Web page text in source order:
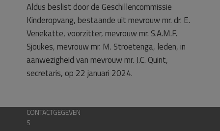
Aldus beslist door de Geschillencommissie
Kinderopvang, bestaande uit mevrouw mr. dr. E.
Venekatte, voorzitter, mevrouw mr. S.A.M.F.
Sjoukes, mevrouw mr. M. Stroetenga, leden, in
aanwezigheid van mevrouw mr. J.C. Quint,
secretaris, op 22 januari 2024.
CONTACTGEGEVEN
S